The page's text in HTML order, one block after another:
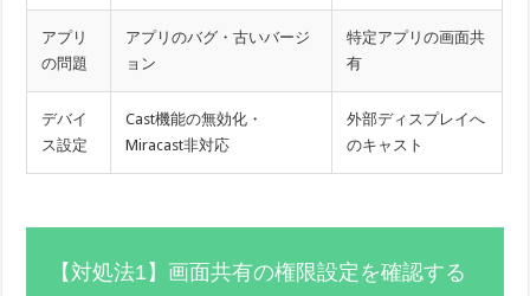
アプリ
の問題
アプリのバグ・古いバージ
ョン
特定アプリの画面共
有
デバイ
ス設定
Cast機能の無効化・
Miracast非対応
外部ディスプレイへ
のキャスト
【対処法1】画面共有の権限設定を確認する